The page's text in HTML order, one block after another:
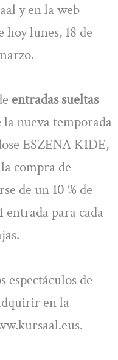
y en la web
lunes, 18 de
entradas sueltas
nueva temporada
ESZENA KIDE,
compra de
de un 10 % de
entrada para cada
espectáculos de
en la